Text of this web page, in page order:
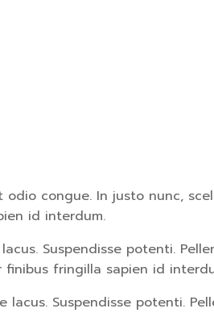
congue. In justo nunc,
id interdum.
Suspendisse potenti.
finibus fringilla sapien id
Suspendisse potenti.